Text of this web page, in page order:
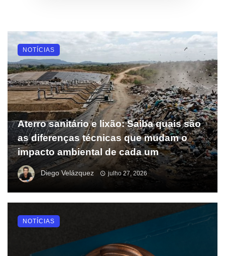
Aterro sanitário e lixão: Saiba quais são
as diferenças técnicas que mudam o
impacto ambiental de cada um
Diego Velázquez julho 27, 2026
NOTÍCIAS
NOTÍCIAS